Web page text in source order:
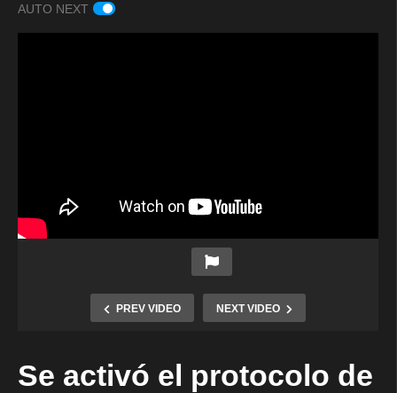
AUTO NEXT
PREV VIDEO NEXT VIDEO
Se activó el protocolo de